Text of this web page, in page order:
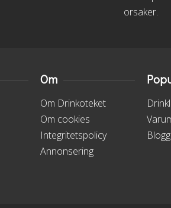
orsaker.
Om
Om Drinkoteket
Om cookies
Integritetspolicy
Annonsering
Blogg